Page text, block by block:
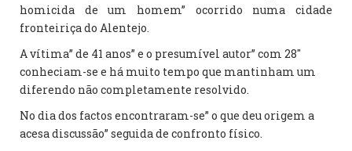
homicida de um homem” ocorrido numa cidade
fronteiriça do Alentejo.
A vítima” de 41 anos” e o presumível autor” com 28″
conheciam-se e há muito tempo que mantinham um
diferendo não completamente resolvido.
No dia dos factos encontraram-se” o que deu origem a
acesa discussão” seguida de confronto físico.